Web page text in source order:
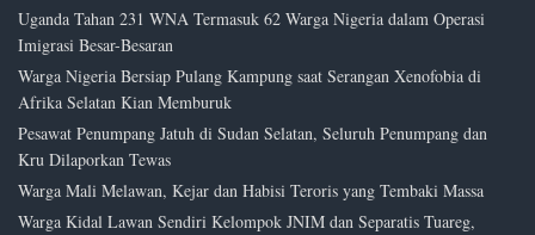
Uganda Tahan 231 WNA Termasuk 62 Warga Nigeria dalam Operasi
Imigrasi Besar-Besaran
Warga Nigeria Bersiap Pulang Kampung saat Serangan Xenofobia di
Afrika Selatan Kian Memburuk
Pesawat Penumpang Jatuh di Sudan Selatan, Seluruh Penumpang dan
Kru Dilaporkan Tewas
Warga Mali Melawan, Kejar dan Habisi Teroris yang Tembaki Massa
Warga Kidal Lawan Sendiri Kelompok JNIM dan Separatis Tuareg,